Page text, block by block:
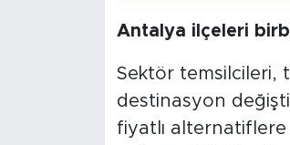
Antalya ilçeleri
Sektör temsilcileri,
destinasyon
fiyatlı